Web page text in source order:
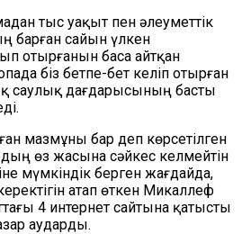
тыс уақыт пен әлеуметтік
барған сайын үлкен
отырғанын баса айтқан
біз бетпе-бет келіп отырған
саулық дағдарысының басты
мазмұны бар деп көрсетілген
өз жасына сәйкес келмейтін
мүмкіндік берген жағдайда,
атап өткен Микаллеф
4 интернет сайтына қатысты
аударды.